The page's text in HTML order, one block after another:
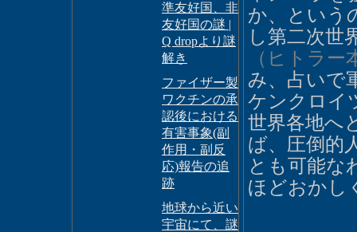
準友好国、非
友好国の謎 |
Q dropより謎
解き
ファイザー製
ワクチンの承
認後における
有害事象(副
作用・副反
応)報告の追
跡
地球から近い
宇宙にて、謎
か、という
し第二次世
（ヒトラ
み、占いで
ケンクロイ
世界各地へ
ば、圧倒的
とも可能な
ほどおかし